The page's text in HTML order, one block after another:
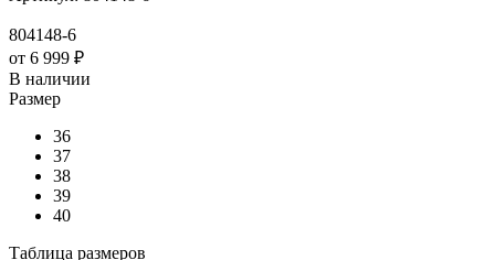
804148-6
от 6 999 ₽
В наличии
Размер
36
37
38
39
40
Таблица размеров